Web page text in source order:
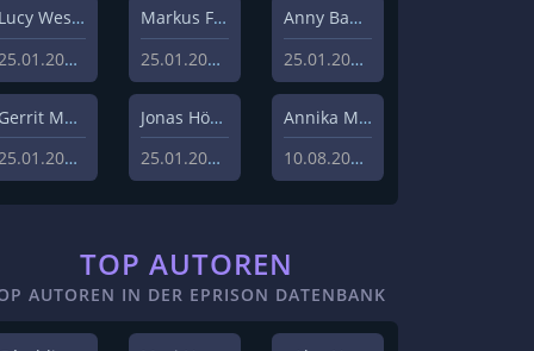
Lucy Westphal
25.01.2024
Markus Fiedler
25.01.2024
Anny Bader
25.01.2024
Gerrit Menk
25.01.2024
Jonas Höger
25.01.2024
Annika Menzel
10.08.2023
TOP AUTOREN
AUTOREN IN DER EPRISON DATENBANK